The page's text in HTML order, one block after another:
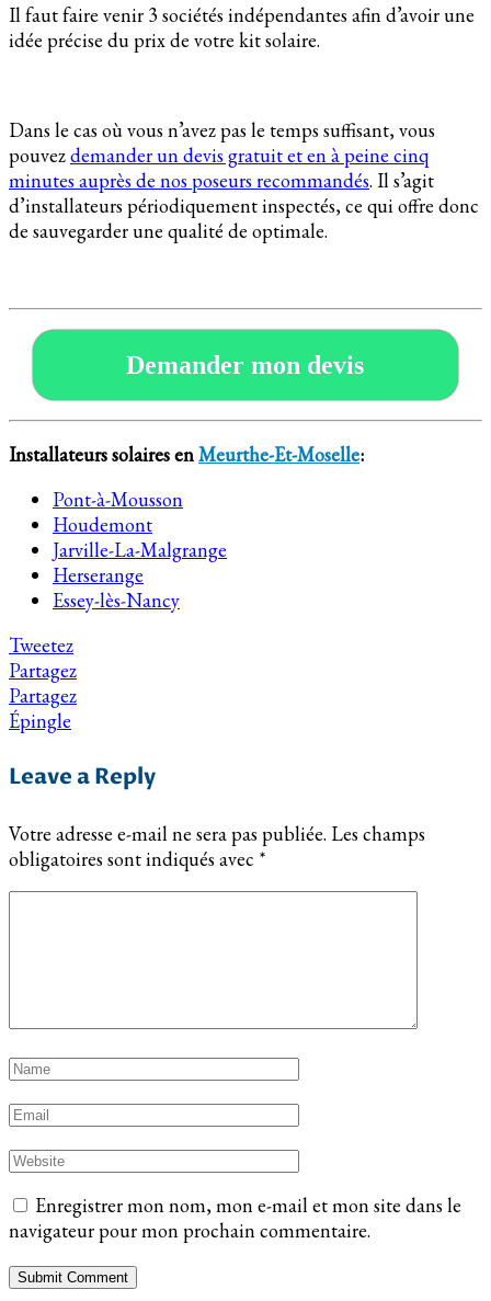
Il faut faire venir 3 sociétés indépendantes afin d’avoir une
idée précise du prix de votre kit solaire.
Dans le cas où vous n’avez pas le temps suffisant, vous
pouvezdemander un devis gratuit et en à peine cinq
minutes auprès de nos poseurs recommandés. Il s’agit
d’installateurs périodiquement inspectés, ce qui offre donc
de sauvegarder une qualité de optimale.
Demander mon devis
Installateurs solaires enMeurthe-Et-Moselle:
Pont-à-Mousson
Houdemont
Jarville-La-Malgrange
Herserange
Essey-lès-Nancy
Tweetez
Partagez
Partagez
Épingle
Leave a Reply
Votre adresse e-mail ne sera pas publiée. Les champs
obligatoires sont indiqués avec *
Enregistrer mon nom, mon e-mail et mon site dans le
navigateur pour mon prochain commentaire.